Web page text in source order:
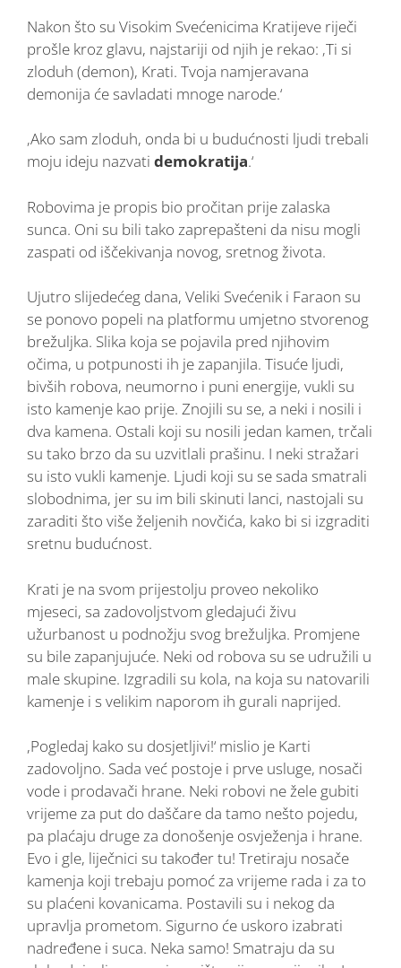
Nakon što su Visokim Svećenicima Kratijeve riječi
prošle kroz glavu, najstariji od njih je rekao: ‚Ti si
zloduh (demon), Krati. Tvoja namjeravana
demonija će savladati mnoge narode.‘
‚Ako sam zloduh, onda bi u budućnosti ljudi trebali
moju ideju nazvati demokratija.‘
Robovima je propis bio pročitan prije zalaska
sunca. Oni su bili tako zaprepašteni da nisu mogli
zaspati od iščekivanja novog, sretnog života.
Ujutro slijedećeg dana, Veliki Svećenik i Faraon su
se ponovo popeli na platformu umjetno stvorenog
brežuljka. Slika koja se pojavila pred njihovim
očima, u potpunosti ih je zapanjila. Tisuće ljudi,
bivših robova, neumorno i puni energije, vukli su
isto kamenje kao prije. Znojili su se, a neki i nosili i
dva kamena. Ostali koji su nosili jedan kamen, trčali
su tako brzo da su uzvitlali prašinu. I neki stražari
su isto vukli kamenje. Ljudi koji su se sada smatrali
slobodnima, jer su im bili skinuti lanci, nastojali su
zaraditi što više željenih novčića, kako bi si izgraditi
sretnu budućnost.
Krati je na svom prijestolju proveo nekoliko
mjeseci, sa zadovoljstvom gledajući živu
užurbanost u podnožju svog brežuljka. Promjene
su bile zapanjujuće. Neki od robova su se udružili u
male skupine. Izgradili su kola, na koja su natovarili
kamenje i s velikim naporom ih gurali naprijed.
,Pogledaj kako su dosjetljivi!‘ mislio je Karti
zadovoljno. Sada već postoje i prve usluge, nosači
vode i prodavači hrane. Neki robovi ne žele gubiti
vrijeme za put do daščare da tamo nešto pojedu,
pa plaćaju druge za donošenje osvježenja i hrane.
Evo i gle, liječnici su također tu! Tretiraju nosače
kamenja koji trebaju pomoć za vrijeme rada i za to
su plaćeni kovanicama. Postavili su i nekog da
upravlja prometom. Sigurno će uskoro izabrati
nadređene i suca. Neka samo! Smatraju da su